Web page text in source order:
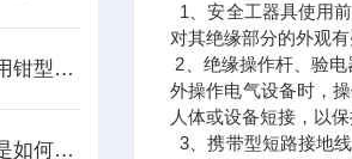
如何正确使用和选用钳型接地电阻测试仪
开关柜综合试验台是如何进行操作的呢？
1、安全工器具使用
对其绝缘部分的外观
2、绝缘操作杆、验
外操作电气设备时，
人体或设备短接，以
3、携带型短路接地